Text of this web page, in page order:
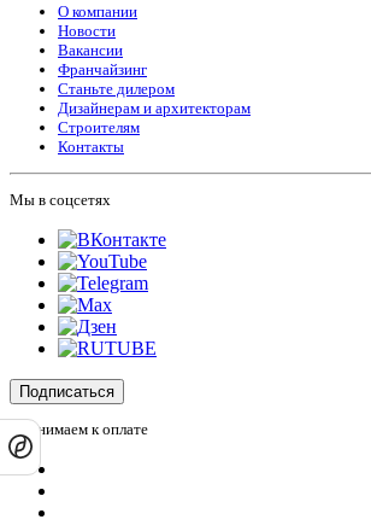
О компании
Новости
Вакансии
Франчайзинг
Станьте дилером
Дизайнерам и архитекторам
Строителям
Контакты
Мы в соцсетях
Подписаться
Принимаем к оплате